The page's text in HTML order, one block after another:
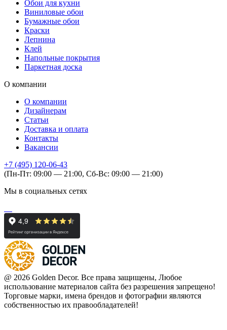
Обои для кухни
Виниловые обои
Бумажные обои
Краски
Лепнина
Клей
Напольные покрытия
Паркетная доска
О компании
О компании
Дизайнерам
Статьи
Доставка и оплата
Контакты
Вакансии
+7 (495) 120-06-43
(Пн-Пт: 09:00 — 21:00, Сб-Вс: 09:00 — 21:00)
Мы в социальных сетях
@ 2026 Golden Decor. Все права защищены, Любое
использование материалов сайта без разрешения запрещено!
Торговые марки, имена брендов и фотографии являются
собственностью их правообладателей!